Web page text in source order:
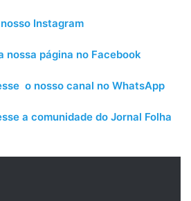
Instagram
nossa página no Facebook
o nosso canal no WhatsApp
a comunidade do Jornal Folha